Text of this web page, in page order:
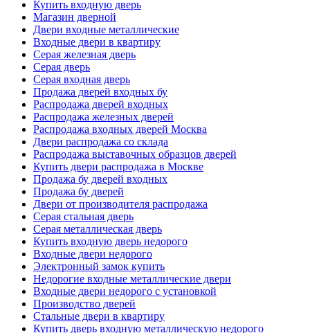
Купить входную дверь
Магазин дверной
Двери входные металлические
Входные двери в квартиру
Серая железная дверь
Серая дверь
Серая входная дверь
Продажа дверей входных бу
Распродажа дверей входных
Распродажа железных дверей
Распродажа входных дверей Москва
Двери распродажа со склада
Распродажа выставочных образцов дверей
Купить двери распродажа в Москве
Продажа бу дверей входных
Продажа бу дверей
Двери от производителя распродажа
Серая стальная дверь
Серая металлическая дверь
Купить входную дверь недорого
Входные двери недорого
Электронный замок купить
Недорогие входные металлические двери
Входные двери недорого с установкой
Производство дверей
Стальные двери в квартиру
Купить дверь входную металлическую недорого